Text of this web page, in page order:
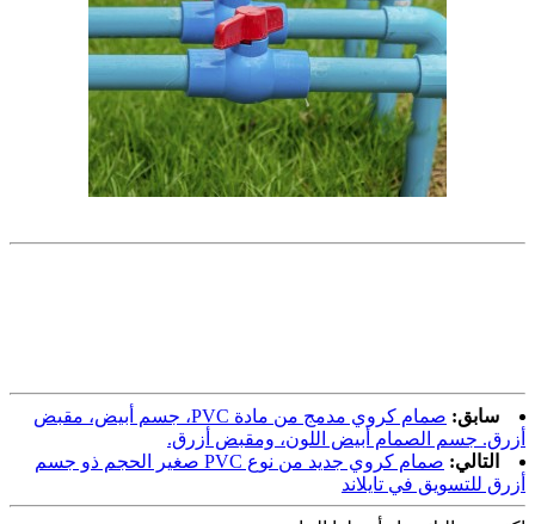
سابق:
صمام كروي مدمج من مادة PVC، جسم أبيض، مقبض
أزرق. جسم الصمام أبيض اللون، ومقبض أزرق.
التالي:
صمام كروي جديد من نوع PVC صغير الحجم ذو جسم
أزرق للتسويق في تايلاند